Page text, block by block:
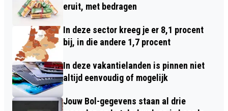
eruit, met bedragen
In deze sector kreeg je er 8,1 procent
bij, in die andere 1,7 procent
In deze vakantielanden is pinnen niet
altijd eenvoudig of mogelijk
Jouw Bol-gegevens staan al drie